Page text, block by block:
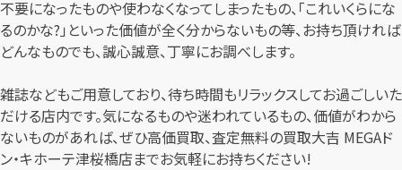
不要になったものや使わなくなってしまったもの、「これいくらにな
るのかな?」といった価値が全く分からないもの等、お持ち頂ければ
どんなものでも、誠心誠意、丁寧にお調べします。
雑誌などもご用意しており、待ち時間もリラックスしてお過ごしいた
だける店内です。気になるものや迷われているもの、価値がわから
ないものがあれば、ぜひ高価買取、査定無料の買取大吉 MEGAド
ン・キホーテ津桜橋店までお気軽にお持ちください!